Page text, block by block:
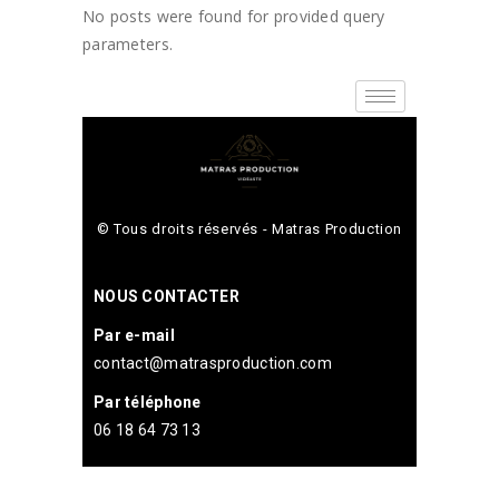
No posts were found for provided query
parameters.
© Tous droits réservés - Matras Production
NOUS CONTACTER
Par e-mail
contact@matrasproduction.com
Par téléphone
06 18 64 73 13